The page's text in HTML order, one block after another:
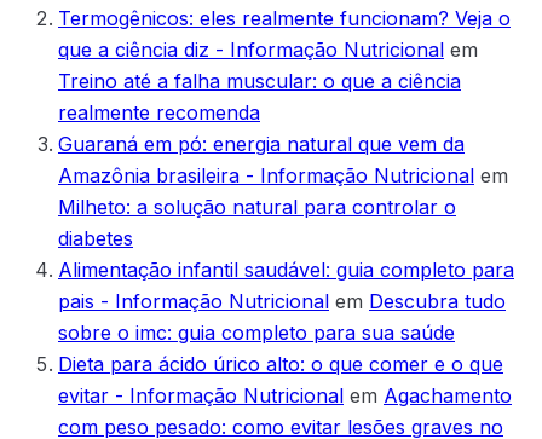
Termogênicos: eles realmente funcionam? Veja o
que a ciência diz - Informação Nutricional em
Treino até a falha muscular: o que a ciência
realmente recomenda
Guaraná em pó: energia natural que vem da
Amazônia brasileira - Informação Nutricional em
Milheto: a solução natural para controlar o
diabetes
Alimentação infantil saudável: guia completo para
pais - Informação Nutricional em Descubra tudo
sobre o imc: guia completo para sua saúde
Dieta para ácido úrico alto: o que comer e o que
evitar - Informação Nutricional em Agachamento
com peso pesado: como evitar lesões graves no